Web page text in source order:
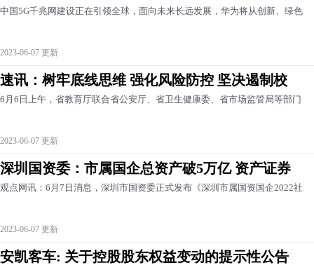
中国5G千兆网建设正在引领全球，面向未来长远发展，华为将从创新、绿色
2023-06-07 更新
速讯：树牢底线思维 强化风险防控 坚决遏制校
6月6日上午，省教育厅联合省公安厅、省卫生健康委、省市场监管局等部门
2023-06-07 更新
深圳国资委：市属国企总资产破5万亿 资产证券
观点网讯：6月7日消息，深圳市国资委正式发布《深圳市属国资国企2022社
2023-06-07 更新
安凯客车: 关于控股股东权益变动的提示性公告